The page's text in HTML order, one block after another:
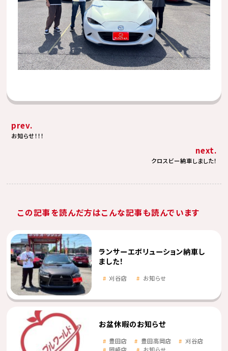
prev.
お知らせ！！！
next.
クロスビー納車しました！
この記事を読んだ方はこんな記事も読んでいます
ランサーエボリューション納車し
ました！
刈谷店 お知らせ
お盆休暇のお知らせ
豊田店 豊田高岡店
刈谷店